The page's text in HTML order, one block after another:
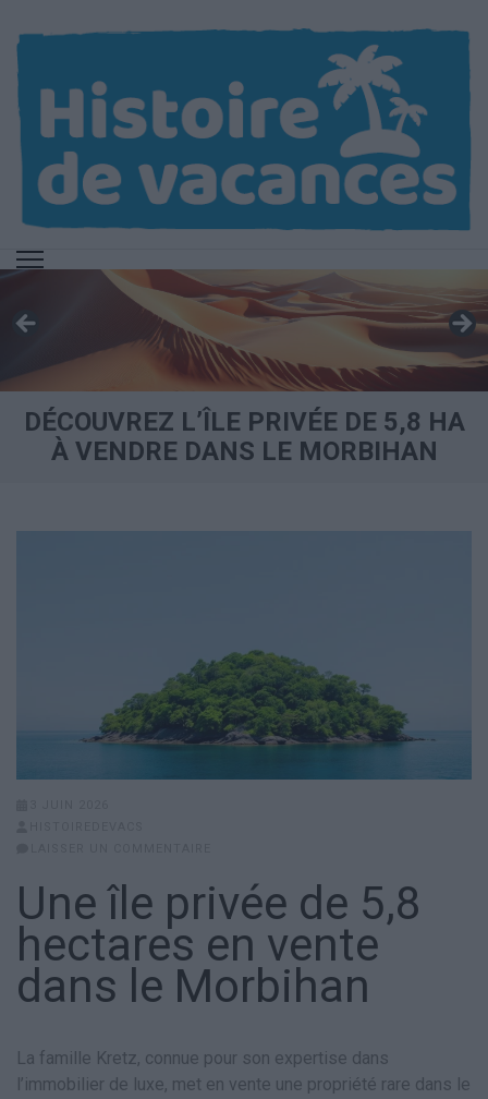
contenu
(Pressez
Entrée)
DÉCOUVREZ L’ÎLE PRIVÉE DE 5,8 HA
À VENDRE DANS LE MORBIHAN
Une île privée de 5,8
hectares en vente
dans le Morbihan
La famille Kretz, connue pour son expertise dans
l’immobilier de luxe, met en vente une propriété rare dans le